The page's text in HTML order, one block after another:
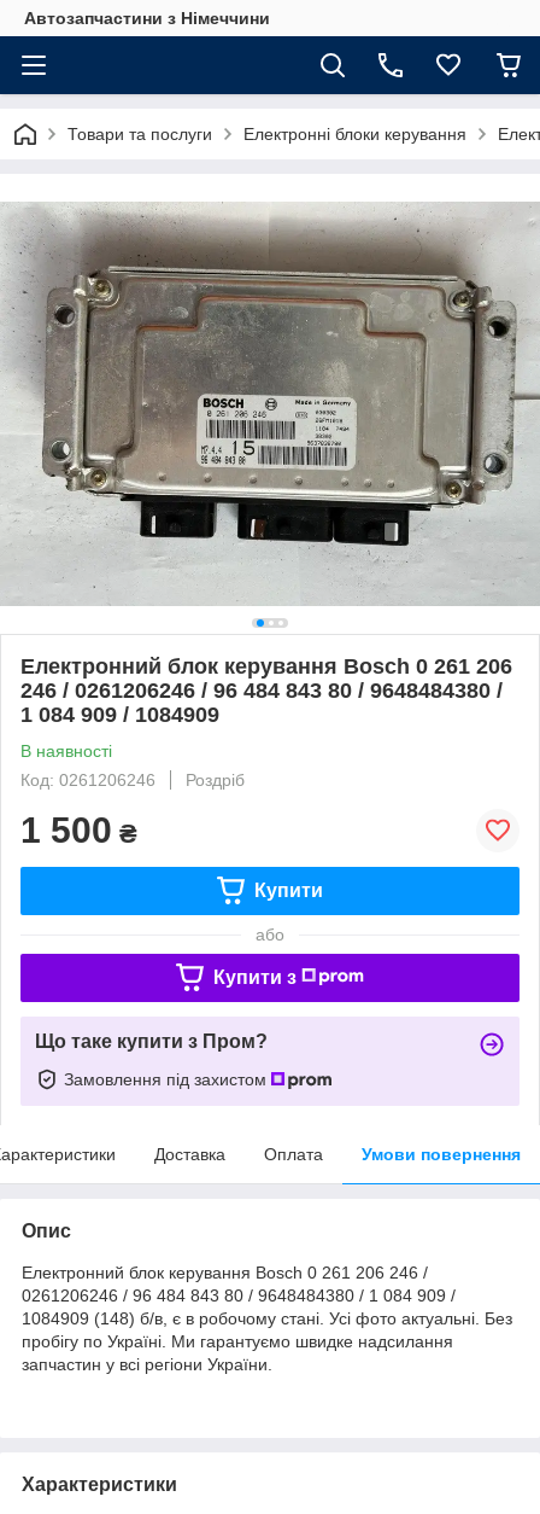
Автозапчастини з Німеччини
Товари та послуги Електронні блоки керування
Електронний блок керування Bosch 0 261 206
246 / 0261206246 / 96 484 843 80 / 9648484380 /
1 084 909 / 1084909
В наявності
Код: 0261206246
Роздріб
1 500 ₴
Купити
або
Купити з
Що таке купити з Пром?
Замовлення під захистом
Доставка Оплата Умови повернення
Опис
Електронний блок керування Bosch 0 261 206 246 /
0261206246 / 96 484 843 80 / 9648484380 / 1 084 909 /
1084909 (148) б/в, є в робочому стані. Усі фото актуальні. Без
пробігу по Україні. Ми гарантуємо швидке надсилання
запчастин у всі регіони України.
Характеристики